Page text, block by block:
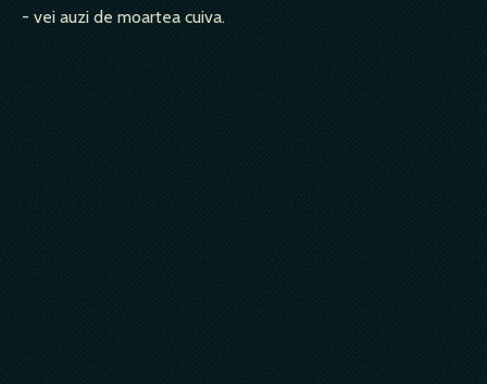
- vei auzi de moartea cuiva.